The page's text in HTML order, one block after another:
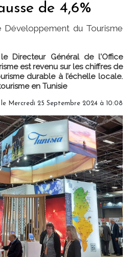
de 4,6%
du Tourisme
Directeur Général de l'Office
est revenu sur les chiffres de
durable à l’échelle locale.
en Tunisie
le Mercredi 25 Septembre 2024 à 10:08